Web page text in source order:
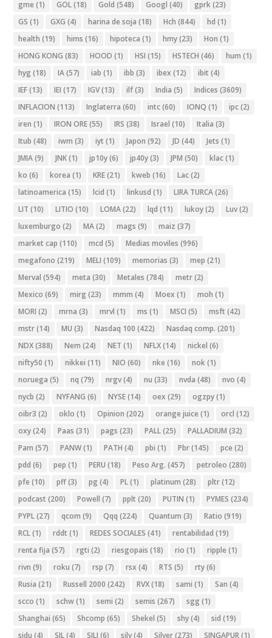
gme (1) GOL(18) Gold (548) Googl (40) gprk(23)
GS (1) GXG (4) harina de soja (18) Hch (844) hd (1)
health (19) hims (16) hipoteca (1) hmy(23) Hon (1)
HONG KONG (83) HOOD (1) HSI (15) HSTECH (46) hum (1)
hyg (18) IA(57) iab (1) ibb (3) ibex (12) ibit (4)
IEF(13) IEI (17) IGV(13) ilf(3) India (5) Indices (3609)
INFLACION (113) Inglaterra (60) intc(60) IONQ (1) ipc(2)
iren (1) IRON ORE(55) IRS (38) Israel (10) Italia (3)
Itub (48) iwm (3) iyt (1) Japon (92) JD (44) Jets (1)
JMIA(9) JNK(1) jp10y(6) jp40y(3) JPM (50) klac(1)
ko (6) korea (1) KRE(21) kweb (16) Lac(2)
latinoamerica (15) lcid (1) linkusd (1) LIRA TURCA(26)
LIT (10) LITIO (10) LOMA(22) lqd (11) lukoy(2) Luv(2)
luxemburgo (2) MA(2) mags (9) maiz (37)
market cap (110) mcd (5) Medias moviles (996)
megafono (219) MELI (109) memorias (3) mep (21)
Merval (594) meta (30) Metales (784) metr(2)
Mexico (69) mirg (23) mmm (4) Moex (1) moh (1)
MORI (2) mrna (3) mrvl (1) ms (1) MSCI (5) msft (42)
mstr(14) MU (3) Nasdaq 100 (422) Nasdaq comp. (201)
NDX(388) Nem (24) NET (1) NFLX(14) nickel (6)
nifty50 (1) nikkei (11) NIO (60) nke (16) nok(1)
noruega (5) nq (79) nrgv(4) nu (33) nvda (48) nvo (4)
nycb (2) NYFANG (6) NYSE(14) oex (29) ogzpy(1)
oibr3 (2) oklo (1) Opinion (202) orange juice (1) orcl (12)
oxy(24) Paas (31) pags (23) PALL(25) PALLADIUM (32)
Pam (57) PANW(1) PATH (4) pbi (1) Pbr(145) pce (2)
pdd (6) pep (1) PERU (18) Peso Arg. (457) petroleo (280)
pfe (10) pff(3) pg (4) PL(1) platinum (28) pltr(12)
podcast (200) Powell (7) pplt (20) PUTIN (1) PYMES (234)
PYPL(27) qcom (9) Qqq (224) Quantum (3) Ratio (919)
RCL(1) rddt (1) REDES SOCIALES (41) rentabilidad (19)
renta fija (57) rgti (2) riesgopais (18) rio (1) ripple (1)
rivn (9) roku (7) rsp (7) rsx (4) RTS (5) rty(6)
Rusia (21) Russell 2000 (242) RVX(18) sami (1) San (4)
scco (1) schw(1) semi (2) semis (267) sgg (1)
Shanghai (65) Shcomp (65) Shekel (5) shy(4) sid (19)
sidu (4) SIL(4) SILJ (6) silv(4) Silver(273) SINGAPUR(1)